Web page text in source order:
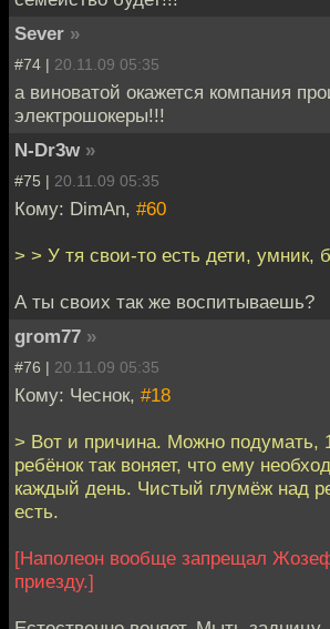
Sever »
#74 | 20.11.09 05:35
а виноватой окажется компания
электрошокеры!!!
N-Dr3w »
#75 | 20.11.09 05:35
Кому: DimAn, #60
> > У тя свои-то есть дети, умник,
А ты своих так же воспитываешь?
grom77 »
#76 | 20.11.09 05:35
Кому: Чеснок, #18
> Вот и причина. Можно подумать,
ребёнок так воняет, что ему
каждый день. Чистый глумёж над
есть.
[Наполеон вообще запрещал
приезду.]